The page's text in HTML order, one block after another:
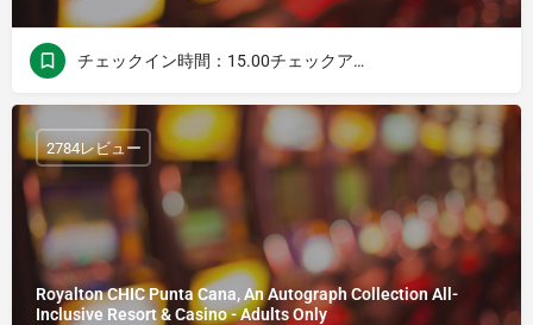
チェックイン時間：15.00チェックアウト時間：12.00
Royalton CHIC Punta Cana, An Autograph Collection All-
Inclusive Resort & Casino - Adults Only
2784レビュー